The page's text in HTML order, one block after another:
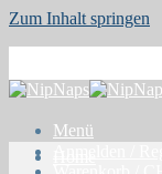
Zum Inhalt springen
Menü